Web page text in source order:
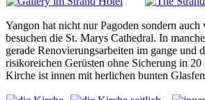
Yangon hat nicht nur Pagoden sondern
besuchen die St. Marys Cathedral. In
gerade Renovierungsarbeiten im gange und
risikoreichen Gerüsten ohne Sicherung in
Kirche ist innen mit herlichen bunten